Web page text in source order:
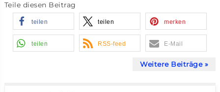
Teile diesen Beitrag
teilen teilen merken
teilen RSS-feed E-Mail
Weitere Beiträge »